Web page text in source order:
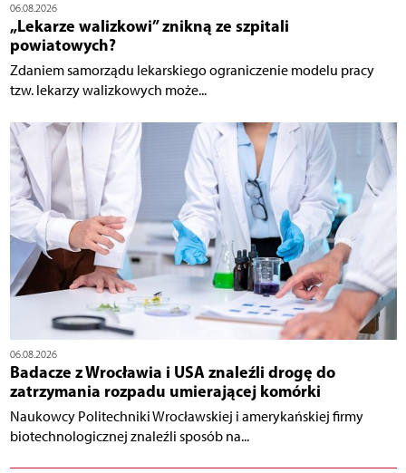
06.08.2026
„Lekarze walizkowi” znikną ze szpitali
powiatowych?
Zdaniem samorządu lekarskiego ograniczenie modelu pracy
tzw. lekarzy walizkowych może...
06.08.2026
Badacze z Wrocławia i USA znaleźli drogę do
zatrzymania rozpadu umierającej komórki
Naukowcy Politechniki Wrocławskiej i amerykańskiej firmy
biotechnologicznej znaleźli sposób na...